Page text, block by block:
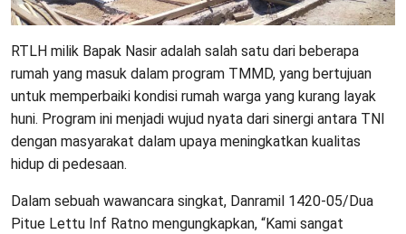
RTLH milik Bapak Nasir adalah salah satu dari beberapa
rumah yang masuk dalam program TMMD, yang bertujuan
untuk memperbaiki kondisi rumah warga yang kurang layak
huni. Program ini menjadi wujud nyata dari sinergi antara TNI
dengan masyarakat dalam upaya meningkatkan kualitas
hidup di pedesaan.
Dalam sebuah wawancara singkat, Danramil 1420-05/Dua
Pitue Lettu Inf Ratno mengungkapkan, “Kami sangat